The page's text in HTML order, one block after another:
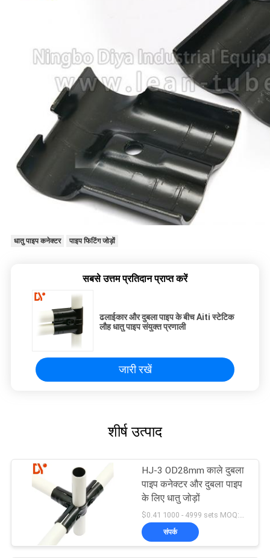
धातु पाइप कनेक्टर पाइप फिटिंग जोड़ों
सबसे उत्तम प्रतिदान प्राप्त करें
ढलाईकार और दुबला पाइप के बीच Aiti स्टेटिक
लौह धातु पाइप संयुक्त प्रणाली
जारी रखें
शीर्ष उत्पाद
HJ-3 OD28mm काले दुबला
पाइप कनेक्टर और दुबला पाइप
के लिए धातु जोड़ों
संपर्क